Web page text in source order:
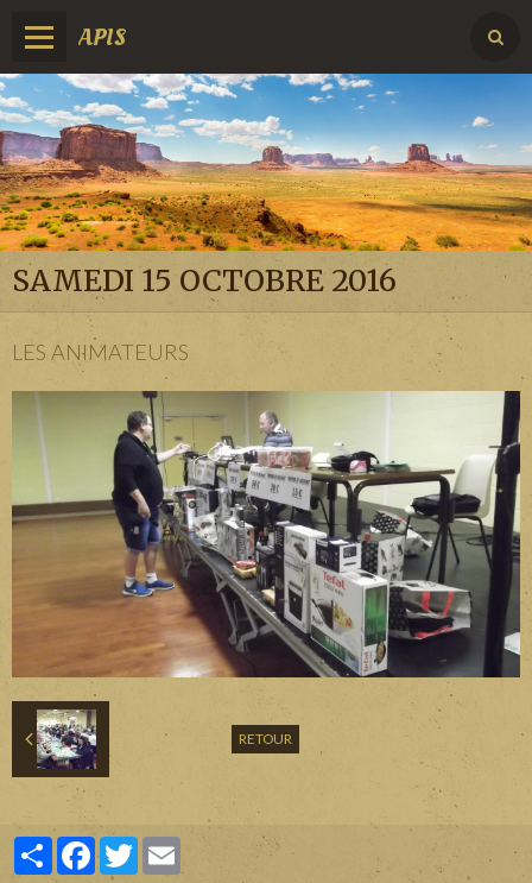
APIS
SAMEDI 15 OCTOBRE 2016
LES ANIMATEURS
RETOUR
PartagerFacebook
Twitter